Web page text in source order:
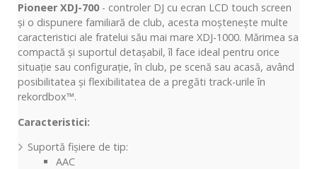
Pioneer XDJ-700 - controler DJ cu ecran LCD touch screen
și o dispunere familiară de club, acesta moștenește multe
caracteristici ale fratelui său mai mare XDJ-1000. Mărimea sa
compactă și suportul detașabil, îl face ideal pentru orice
situație sau configurație, în club, pe scenă sau acasă, având
posibilitatea și flexibilitatea de a pregăti track-urile în
rekordbox™.
Caracteristici:
Suportă fișiere de tip:
AAC